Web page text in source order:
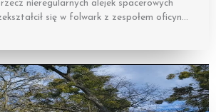
nieregularnych alejek spacerowych
się w folwark z zespołem oficyn…